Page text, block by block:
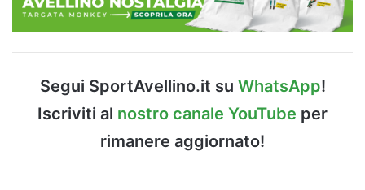
Segui SportAvellino.it su WhatsApp!
Iscriviti al nostro canale YouTube per
rimanere aggiornato!